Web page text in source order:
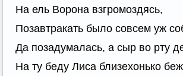
На ель Ворона взгромоздясь,
Позавтракать было совсем уж
Да позадумалась, а сыр во рту
На ту беду Лиса близехонько